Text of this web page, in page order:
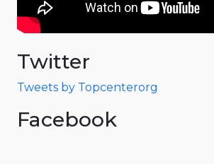
Twitter
Tweets by Topcenterorg
Facebook